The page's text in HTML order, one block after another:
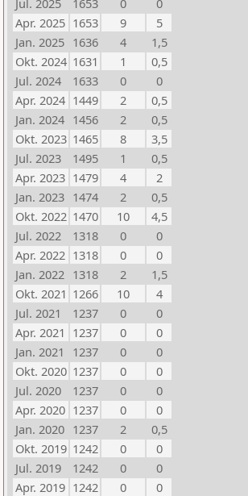
Jul. 2025
1653 0
0
Apr. 2025 1653 9
5
Jan. 2025 1636 4
1,5
Okt. 2024 1631 1
0,5
Jul. 2024
1633 0
0
Apr. 2024 1449 2
0,5
Jan. 2024 1456 2
0,5
Okt. 2023 1465 8
3,5
Jul. 2023
1495 1
0,5
Apr. 2023 1479 4
2
Jan. 2023 1474 2
0,5
Okt. 2022 1470 10
4,5
Jul. 2022
1318 0
0
Apr. 2022 1318 0
0
Jan. 2022 1318 2
1,5
Okt. 2021 1266 10
4
Jul. 2021
1237 0
0
Apr. 2021 1237 0
0
Jan. 2021
1237 0
0
Okt. 2020 1237 0
0
Jul. 2020
1237 0
0
Apr. 2020 1237 0
0
Jan. 2020 1237 2
0,5
Okt. 2019 1242 0
0
Jul. 2019
1242 0
0
Apr. 2019 1242 0
0